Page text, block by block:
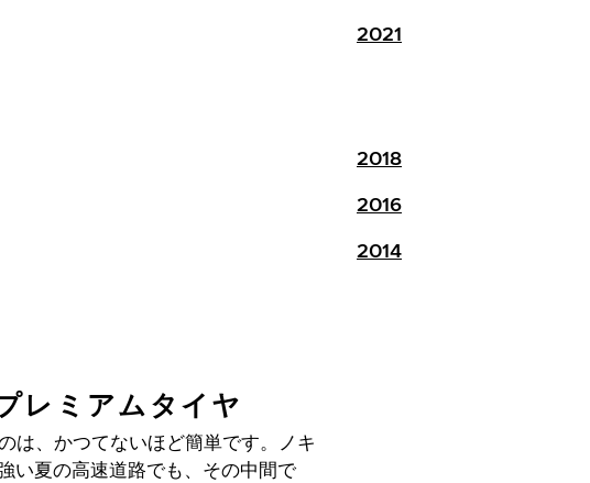
2021
2018
2016
2014
レミアムタイヤ
は、かつてないほど簡単です。ノキ
い夏の高速道路でも、その中間で